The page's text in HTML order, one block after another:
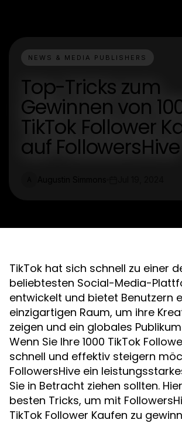
NEWS & MEDIA PUBLISHERS
Top-Tricks zum
Gewinnen von
TikTok Follower
auf FollowersHive
TikTok hat sich schnell zu einer
beliebtesten Social-Media-
entwickelt und bietet Benutzern
einzigartigen Raum, um ihre
zeigen und ein globales
Wenn Sie Ihre 1000 TikTok
schnell und effektiv steigern
FollowersHive ein
Sie in Betracht ziehen sollten.
besten Tricks, um mit
TikTok Follower Kaufen zu